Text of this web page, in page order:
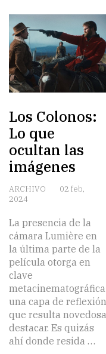
Los Colonos:
Lo que
ocultan las
imágenes
ARCHIVO
02 feb,
2024
La presencia de la
cámara Lumière en
la última parte de la
película otorga en
clave
metacinematográfica
una capa de reflexión
que resulta novedosa
destacar. Es quizás
ahí donde resida …